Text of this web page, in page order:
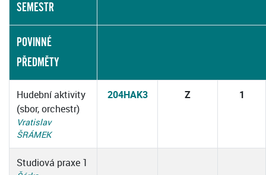
SEMESTR
POVINNÉ
PŘEDMĚTY
Hudební aktivity
(sbor, orchestr)
Vratislav
ŠRÁMEK
204HAK3 Z 1
Studiová praxe 1